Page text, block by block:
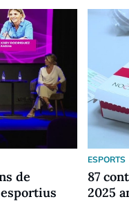
de
ESPORTS
87
2025